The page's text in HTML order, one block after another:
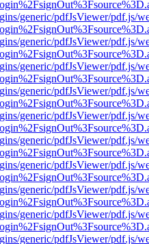
generic/pdfJsViewer/pdf.js/
generic/pdfJsViewer/pdf.js/
generic/pdfJsViewer/pdf.js/
generic/pdfJsViewer/pdf.js/
generic/pdfJsViewer/pdf.js/
generic/pdfJsViewer/pdf.js/
generic/pdfJsViewer/pdf.js/
generic/pdfJsViewer/pdf.js/
generic/pdfJsViewer/pdf.js/
generic/pdfJsViewer/pdf.js/